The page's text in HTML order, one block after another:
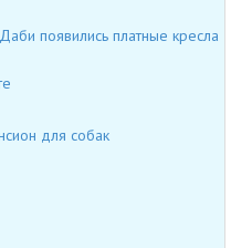
появились платные кресла
для собак